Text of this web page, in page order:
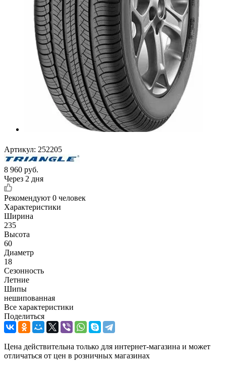
Артикул: 252205
8 960 руб.
Через 2 дня
Рекомендуют 0 человек
Характеристики
Ширина
235
Высота
60
Диаметр
18
Сезонность
Летние
Шипы
нешипованная
Все характеристики
Поделиться
Цена действительна только для интернет-магазина и может
отличаться от цен в розничных магазинах